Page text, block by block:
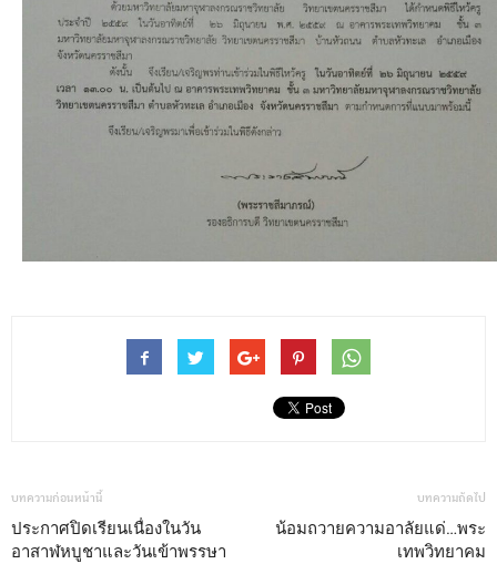
บทความก่อนหน้านี้
ประกาศปิดเรียนเนื่องในวัน
อาสาฬหบูชาและวันเข้าพรรษา
บทความถัดไป
น้อมถวายความอาลัยแด่…พระ
เทพวิทยาคม